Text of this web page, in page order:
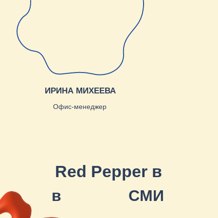
Екатеринбург, ул. Малышева,
71, оф. 805